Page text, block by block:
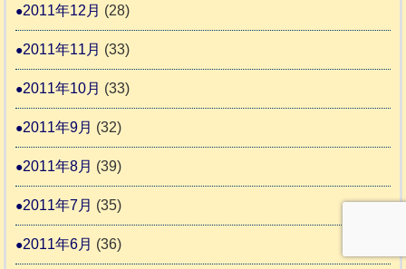
2011年12月 (28)
2011年11月 (33)
2011年10月 (33)
2011年9月 (32)
2011年8月 (39)
2011年7月 (35)
2011年6月 (36)